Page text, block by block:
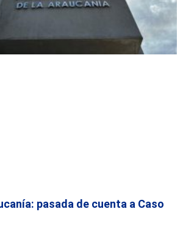
pasada de cuenta a Caso